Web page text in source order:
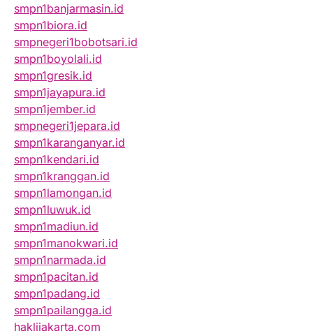
smpn1banjarmasin.id
smpn1biora.id
smpnegeri1bobotsari.id
smpn1boyolali.id
smpn1gresik.id
smpn1jayapura.id
smpn1jember.id
smpnegeri1jepara.id
smpn1karanganyar.id
smpn1kendari.id
smpn1kranggan.id
smpn1lamongan.id
smpn1luwuk.id
smpn1madiun.id
smpn1manokwari.id
smpn1narmada.id
smpn1pacitan.id
smpn1padang.id
smpn1pailangga.id
haklijakarta.com